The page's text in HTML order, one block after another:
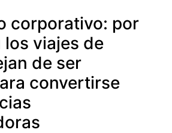
corporativo: por
los viajes de
de ser
convertirse